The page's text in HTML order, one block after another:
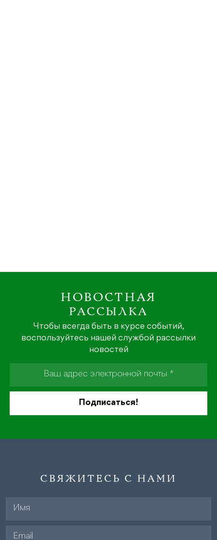
НОВОСТНАЯ
РАССЫЛКА
Чтобы всегда быть в курсе событий,
воспользуйтесь нашей службой рассылки
новостей
СВЯЖИТЕСЬ С НАМИ